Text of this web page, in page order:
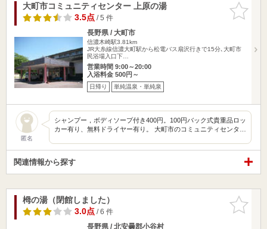
お気に入
りに追加
大町市コミュニティセンター 上原の湯
3.5点/ 5 件
長野県 / 大町市
信濃木崎駅3.81km
JR大糸線信濃大町駅から松電バス扇沢行きで15分､大町市
民浴場入口下…
営業時間 9:00～20:00
入浴料金 500円～
日帰り 単純温泉・単純泉
匿名
シャンプー，ボディソープ付き400円。100円バック式貴重品ロッ
カー有り、無料ドライヤー有り。 大町市のコミュニティセンタ…
関連情報から探す
お気に入
りに追加
栂の湯（閉館しました）
3.0点/ 6 件
長野県 / 北安曇郡小谷村